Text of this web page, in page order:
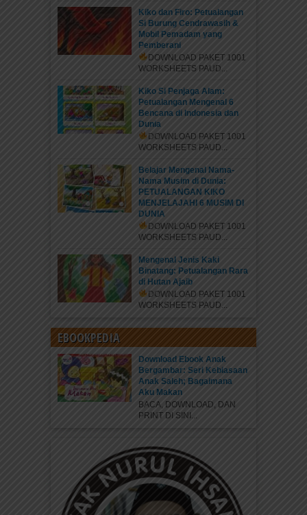
Kiko dan Firo: Petualangan
Si Burung Cendrawasih &
Mobil Pemadam yang
Pemberani
DOWNLOAD PAKET 1001
WORKSHEETS PAUD...
Kiko Si Penjaga Alam:
Petualangan Mengenal 6
Bencana di Indonesia dan
Dunia
DOWNLOAD PAKET 1001
WORKSHEETS PAUD...
Belajar Mengenal Nama-
Nama Musim di Dunia:
PETUALANGAN KIKO
MENJELAJAHI 6 MUSIM DI
DUNIA
DOWNLOAD PAKET 1001
WORKSHEETS PAUD...
Mengenal Jenis Kaki
Binatang: Petualangan Rara
di Hutan Ajaib
DOWNLOAD PAKET 1001
WORKSHEETS PAUD...
EBOOKPEDIA
Download Ebook Anak
Bergambar: Seri Kebiasaan
Anak Saleh; Bagaimana
Aku Makan
BACA, DOWNLOAD, DAN
PRINT DI SINI...